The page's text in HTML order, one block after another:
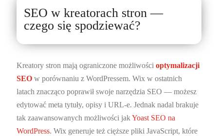
SEO w kreatorach stron —
czego się spodziewać?
Kreatory stron mają ograniczone możliwości optymalizacji
SEOw porównaniu z WordPressem. Wix w ostatnich
latach znacząco poprawił swoje narzędzia SEO — możesz
edytować meta tytuły, opisy i URL-e. Jednak nadal brakuje
tak zaawansowanych możliwości jakYoast SEO na
WordPress. Wix generuje też cięższe pliki JavaScript, które